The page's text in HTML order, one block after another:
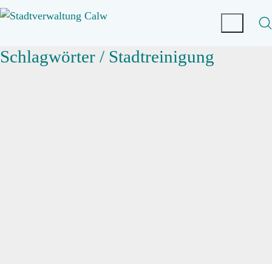
Schlagwörter / Stadtreinigung